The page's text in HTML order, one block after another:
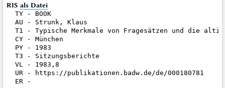
RIS als Datei
TY - BOOK
AU - Strunk, Klaus
T1 - Typische Merkmale von Fragesätzen und die
CY - München
PY - 1983
T3 - Sitzungsberichte
VL - 1983,8
UR - https://publikationen.badw.de/de/000180781